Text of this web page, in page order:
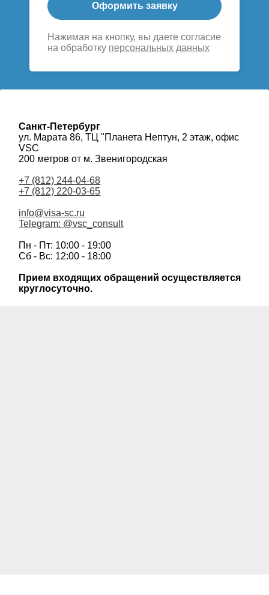
Оформить заявку
Нажимая на кнопку, вы даете согласие
на обработку персональных данных
Санкт-Петербург
ул. Марата 86, ТЦ "Планета Нептун, 2 этаж, офис
VSC
200 метров от м. Звенигородская
+7 (812) 244-04-68
+7 (812) 220-03-65
info@visa-sc.ru
Telegram: @vsc_consult
Пн - Пт: 10:00 - 19:00
Сб - Вс: 12:00 - 18:00
Прием входящих обращений осуществляется
круглосуточно.